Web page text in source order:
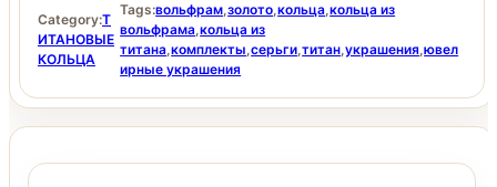
Category:Т
ИТАНОВЫЕ
КОЛЬЦА
Tags:вольфрам,золото,кольца,кольца из
вольфрама,кольца из
титана,комплекты,серьги,титан,украшения,ювел
ирные украшения